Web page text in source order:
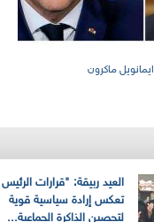
ايمانويل ماكرون
العيد ربيقة: "قرارات الرئيس
تعكس إرادة سياسية قوية
لتحصين الذاكرة الجماعية...